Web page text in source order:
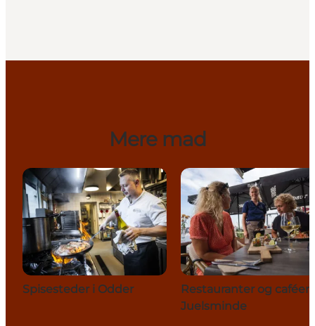
Mere mad
Spisesteder i Odder
Restauranter og caféer
Juelsminde